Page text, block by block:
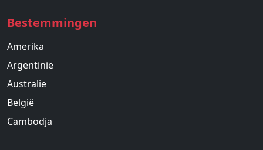
Bestemmingen
Amerika
Argentinië
Australie
België
Cambodja